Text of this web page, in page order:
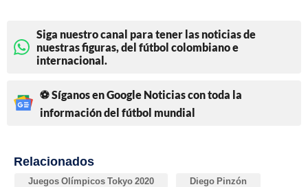
Siga nuestro canal para tener las noticias de
nuestras figuras, del fútbol colombiano e
internacional.
⚽ Síganos en Google Noticias con toda la
información del fútbol mundial
Relacionados
Juegos Olímpicos Tokyo 2020 Diego Pinzón